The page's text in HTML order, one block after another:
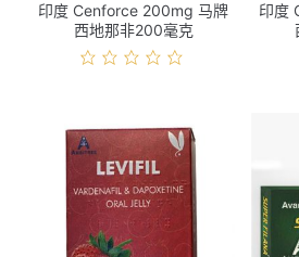
印度 Cenforce 200mg 马牌
西地那非200毫克
印度